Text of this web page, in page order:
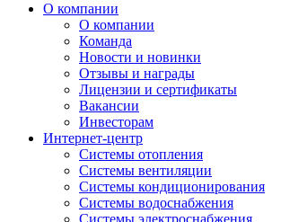
О компании
О компании
Команда
Новости и новинки
Отзывы и награды
Лицензии и сертификаты
Вакансии
Инвесторам
Интернет-центр
Системы отопления
Системы вентиляции
Системы кондиционирования
Системы водоснабжения
Системы электроснабжения